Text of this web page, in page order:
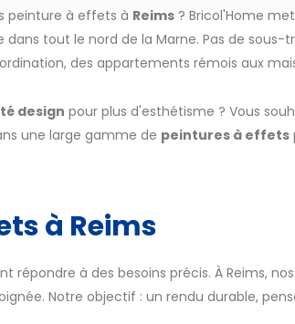
peinture à effets à Reims? Bricol'Home
tout le nord de la Marne. Pas de sous-
des appartements rémois aux
design pour plus d'esthétisme ? Vous
une large gamme de peintures à effets
à Reims
à des besoins précis. À Reims,
Notre objectif : un rendu durable,